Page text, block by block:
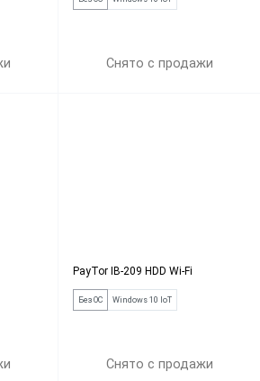
Снято с продажи
PayTor IB-209 HDD Wi-Fi
Без ОС Windows 10 IoT
Снято с продажи